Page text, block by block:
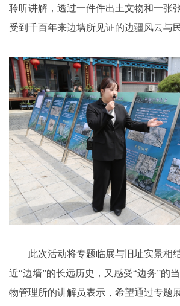
聆听讲解，透过一件件出土文物和一张
受到千百年来边墙所见证的边疆风云与
此次活动将专题临展与旧址实景相
近“边墙”的长远历史，又感受“边务”的
物管理所的讲解员表示，希望通过专题